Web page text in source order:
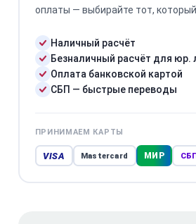
оплаты — выбирайте тот,
Наличный расчёт
Безналичный расчёт для юр.
Оплата банковской картой
СБП — быстрые переводы
ПРИНИМАЕМ КАРТЫ
VISA Mastercard МИР